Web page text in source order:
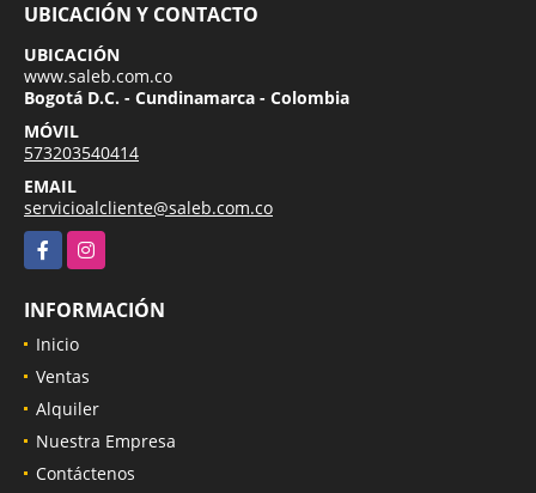
UBICACIÓN Y CONTACTO
UBICACIÓN
www.saleb.com.co
Bogotá D.C. - Cundinamarca - Colombia
MÓVIL
573203540414
EMAIL
servicioalcliente@saleb.com.co
FacebookInstagram
INFORMACIÓN
Inicio
Ventas
Alquiler
Nuestra Empresa
Contáctenos